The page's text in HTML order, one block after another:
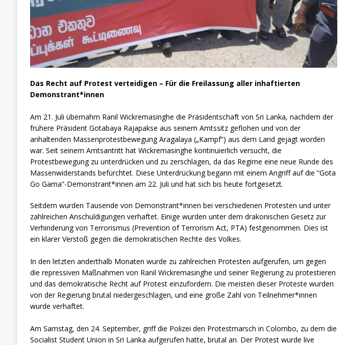
Das Recht auf Protest verteidigen – Für die Freilassung aller inhaftierten
Demonstrant*innen
Am 21. Juli übernahm Ranil Wickremasinghe die Präsidentschaft von Sri Lanka, nachdem der
frühere Präsident Gotabaya Rajapakse aus seinem Amtssitz geflohen und von der
anhaltenden Massenprotestbewegung Aragalaya („Kampf“) aus dem Land gejagt worden
war. Seit seinem Amtsantritt hat Wickremasinghe kontinuierlich versucht, die
Protestbewegung zu unterdrücken und zu zerschlagen, da das Regime eine neue Runde des
Massenwiderstands befürchtet. Diese Unterdrückung begann mit einem Angriff auf die “Gota
Go Gama”-Demonstrant*innen am 22. Juli und hat sich bis heute fortgesetzt.
Seitdem wurden Tausende von Demonstrant*innen bei verschiedenen Protesten und unter
zahlreichen Anschuldigungen verhaftet. Einige wurden unter dem drakonischen Gesetz zur
Verhinderung von Terrorismus (Prevention of Terrorism Act, PTA) festgenommen. Dies ist
ein klarer Verstoß gegen die demokratischen Rechte des Volkes.
In den letzten anderthalb Monaten wurde zu zahlreichen Protesten aufgerufen, um gegen
die repressiven Maßnahmen von Ranil Wickremasinghe und seiner Regierung zu protestieren
und das demokratische Recht auf Protest einzufordern. Die meisten dieser Proteste wurden
von der Regierung brutal niedergeschlagen, und eine große Zahl von Teilnehmer*innen
wurde verhaftet.
Am Samstag, den 24. September, griff die Polizei den Protestmarsch in Colombo, zu dem die
Socialist Student Union in Sri Lanka aufgerufen hatte, brutal an. Der Protest wurde live